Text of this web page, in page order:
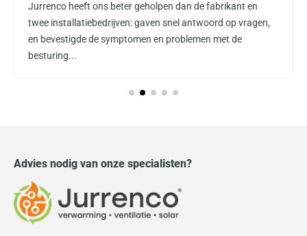
Jurrenco heeft ons beter geholpen dan de fabrikant en
twee installatiebedrijven: gaven snel antwoord op vragen,
en bevestigde de symptomen en problemen met de
besturing...
Advies nodig van onze specialisten?